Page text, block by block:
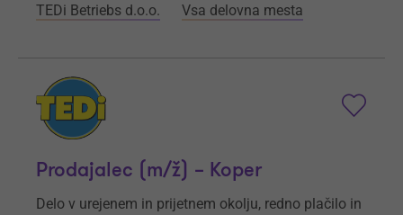
TEDi Betriebs d.o.o. Vsa delovna mesta
Prodajalec (m/ž) – Koper
Delo v urejenem in prijetnem okolju, redno plačilo in